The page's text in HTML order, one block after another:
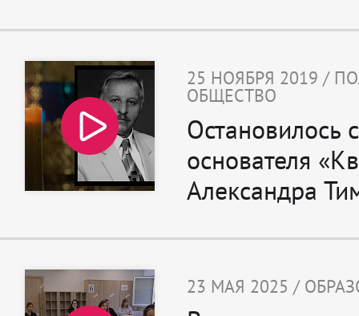
25 НОЯБРЯ 2019 /
ОБЩЕСТВО
Остановилось
основателя
Александра
23 МАЯ 2025 /